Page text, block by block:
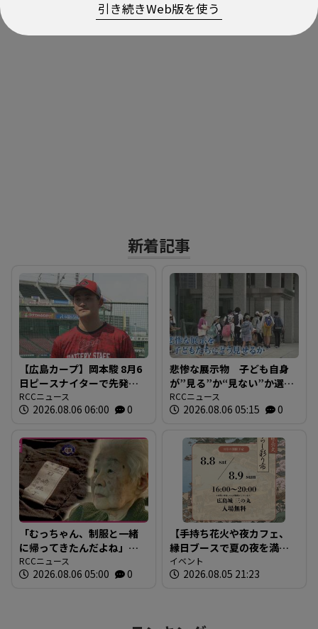
引き続きWeb版を使う
新着記事
【広島カープ】岡本駿 8月6
日ピースナイターで先発の
マウンドへ「みんな同じ背
番号"86"でプレーする」
RCCニュース
2026.08.06 06:00 0
悲惨な展示物 子ども自身
が”見る”か“見ない”か選ぶ
案で議論 被爆の実相どう
伝える 広島・原爆資料館
RCCニュース
2026.08.06 05:15 0
「むっちゃん、制服と一緒
に帰ってきたんだよね」憧
れの女学校 あの日一緒に出
かけた13歳の妹は帰らなか
RCCニュース
2026.08.06 05:00 0
【手持ち花火や夜カフェ、
縁日ブースで夏の夜を満
喫】「広島城三の丸 暮らし
彩り市」8月はナイトマーケ
イベント
2026.08.05 21:23